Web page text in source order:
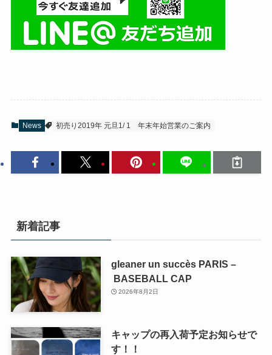
News 初売り2019年 元旦1/ 1 年末年始営業のご案内
新着記事
gleaner un succès PARIS –
BASEBALL CAP
2026年8月2日
キャップの再入荷予定お知らせで
す！！